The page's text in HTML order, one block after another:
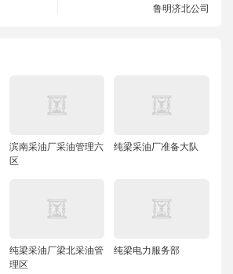
鲁明济北公司
滨南采油厂采油管理六
区
纯梁采油厂准备大队
纯梁采油厂梁北采油管
理区
纯梁电力服务部